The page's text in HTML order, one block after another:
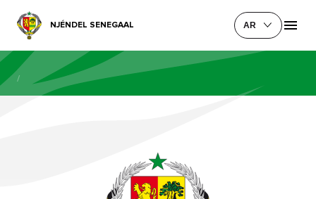
NJÉNDEL SENEGAAL AR
/